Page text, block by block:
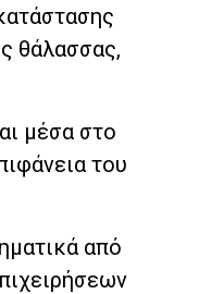
θάλασσας,
μέσα στο
του
από